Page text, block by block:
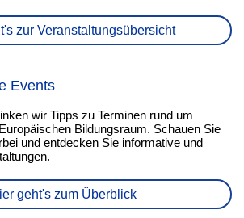
zur Veranstaltungsübersicht
Events
wir Tipps zu Terminen rund um
Bildungsraum. Schauen Sie
und entdecken Sie informative und
geht's zum Überblick